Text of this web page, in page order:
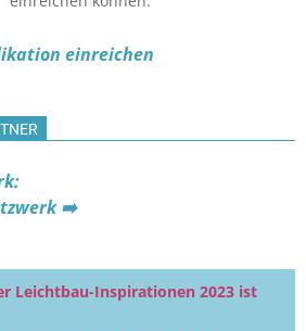
einreichen
➡️
Leichtbau-Inspirationen 2023 ist